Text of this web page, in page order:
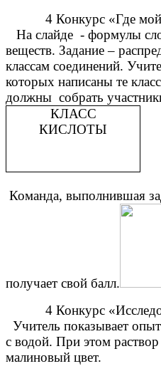
4 Конкурс «Где мой
На слайде - формулы
веществ. Задание –
классам соединений.
которых написаны те
должны собрать
КЛАСС
КИСЛОТЫ
Команда, выполнившая
получает свой балл.
4 Конкурс
Учитель показывает
с водой. При этом
малиновый цвет.